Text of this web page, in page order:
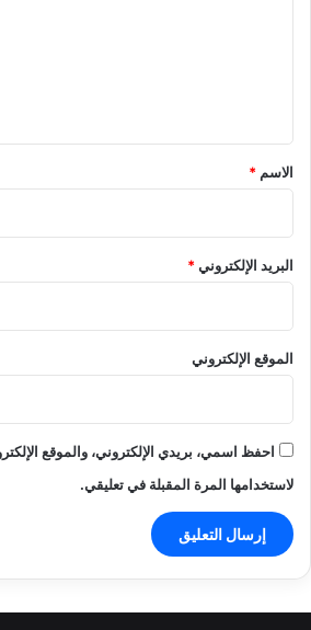
*
الاسم *
البريد الإلكتروني*
الموقع الإلكتروني
احفظ اسمي، بريدي الإلكتروني، والموقع
لاستخدامها المرة المقبلة في تعليقي.